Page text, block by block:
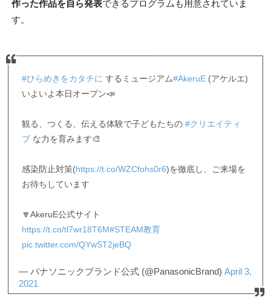
作った作品を自ら発表できるプログラムも用意されていま
す。
#ひらめきをカタチに するミュージアム#AkeruE (アケルエ)
いよいよ本日オープン📣
観る、つくる、伝える体験で子どもたちの#クリエイティ
ブ な力を育みます🎨
感染防止対策(https://t.co/WZCfohs0r6)を徹底し、ご来場を
お待ちしています
🔽AkeruE公式サイト
https://t.co/tl7wr18T6M#STEAM教育
pic.twitter.com/QYwST2jeBQ
— パナソニックブランド公式 (@PanasonicBrand) April 3,
2021